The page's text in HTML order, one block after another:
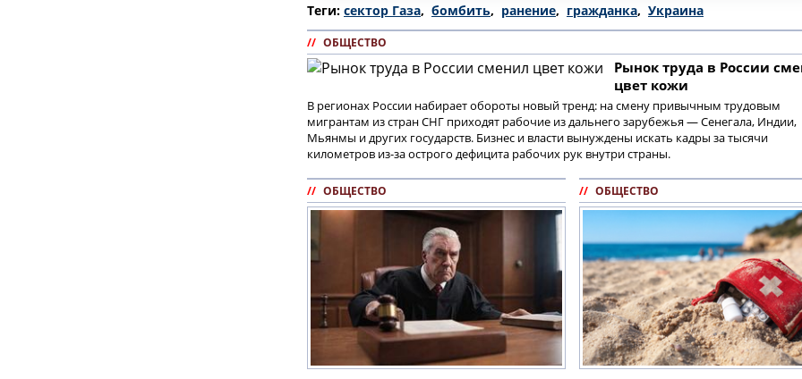
Теги: сектор Газа, бомбить, ранение, гражданка, Украина
// ОБЩЕСТВО
Рынок труда в России
цвет кожи
В регионах России набирает обороты новый тренд: на смену привычным трудовым
мигрантам из стран СНГ приходят рабочие из дальнего зарубежья — Сенегала, Индии,
Мьянмы и других государств. Бизнес и власти вынуждены искать кадры за тысячи
километров из-за острого дефицита рабочих рук внутри страны.
// ОБЩЕСТВО // ОБЩЕСТВО